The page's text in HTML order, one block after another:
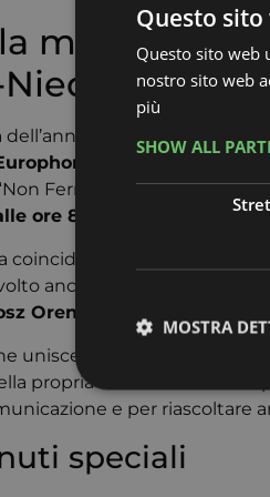
maratona
e
dell’
Italia , il format
Fermiamo Questa
ore 8:00 alle ore 18:00.
coincide con il giorno della
anche a tutte le persone
Orent-Niedzielski
unisce le tante voci di chi
propria vita.
e per riascoltare
speciali
Questo
Questo sito web
nostro sito web
più
SHOW ALL
MOSTRA